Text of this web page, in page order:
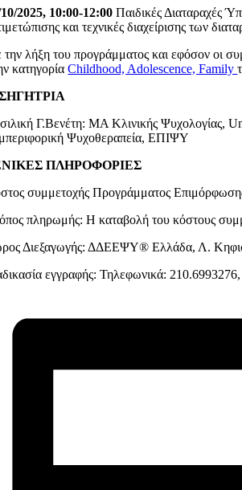
2025, 10:00-12:00Παιδικές Διαταραχές
και τεχνικές διαχείρισης των
λήξη του προγράμματος και εφόσον οι
κατηγορίαChildhood, Adolescence, Family
Γ.Βενέτη: ΜΑ Κλινικής Ψυχολογίας,
Ψυχοθεραπεία, ΕΠΙΨΥ
ΠΛΗΡΟΦΟΡΙΕΣ
συμμετοχής Προγράμματος
πληρωμής: Η καταβολή του κόστους
Διεξαγωγής: ΔΔΕΕΨΥ® Ελλάδα, Λ.
εγγραφής: Τηλεφωνικά: